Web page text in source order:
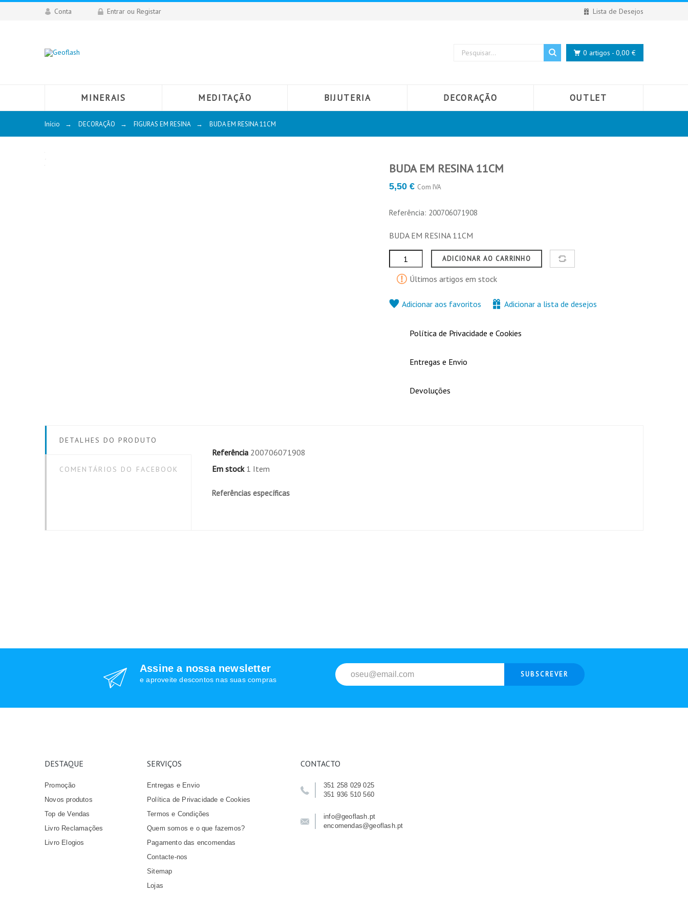
Conta Entrar ou Registar Lista de Desejos
0 artigos - 0,00 €
MINERAIS MEDITAÇÃO BIJUTERIA DECORAÇÃO OUTLET
Início → DECORAÇÃO → FIGURAS EM RESINA → BUDA EM RESINA 11CM
BUDA EM RESINA 11CM
5,50 € Com IVA
Referência: 200706071908
BUDA EM RESINA 11CM
ADICIONAR AO CARRINHO
Últimos artigos em stock
Adicionar aos favoritos Adicionar a lista de desejos
Política de Privacidade e Cookies
Entregas e Envio
Devoluções
DETALHES DO PRODUTO
COMENTÁRIOS DO FACEBOOK
Referência 200706071908
Em stock 1 Item
Referências específicas
Assine a nossa newsletter
e aproveite descontos nas suas compras
SUBSCREVER
DESTAQUE
Promoção
Novos produtos
Top de Vendas
Livro Reclamações
Livro Elogios
SERVIÇOS
Entregas e Envio
Política de Privacidade e Cookies
Termos e Condições
Quem somos e o que fazemos?
Pagamento das encomendas
Contacte-nos
Sitemap
Lojas
CONTACTO
351 258 029 025
351 936 510 560
info@geoflash.pt
encomendas@geoflash.pt